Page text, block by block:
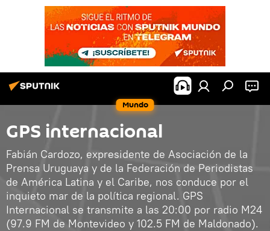
Mundo
GPS internacional
Fabián Cardozo, expresidente de Asociación de la
Prensa Uruguaya y de la Federación de Periodistas
de América Latina y el Caribe, nos conduce por el
inquieto mar de la política regional. GPS
Internacional se transmite a las 20:00 por radio M24
(97.9 FM de Montevideo y 102.5 FM de Maldonado).